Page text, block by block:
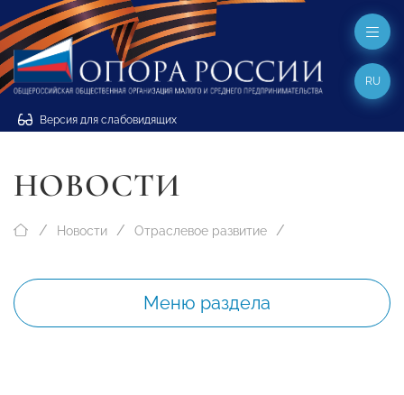
Версия для слабовидящих
RU
НОВОСТИ
Новости Отраслевое развитие
Меню раздела